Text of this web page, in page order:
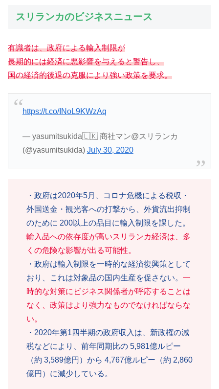
スリランカのビジネスニュース
有識者は、政府による輸入制限が
長期的には経済に悪影響を与えると警告し、
国の経済的後退の克服により強い政策を要求。
https://t.co/INoL9KWzAq
— yasumitsukida🇱🇰 商社マン@スリランカ
(@yasumitsukida) July 30, 2020
・政府は2020年5月、コロナ危機による税収・
外国送金・観光客への打撃から、外貨流出抑制
のために 200以上の品目に輸入制限を課した。
輸入品への依存度が高いスリランカ経済は、多
くの危険な影響が出る可能性。
・政府は輸入制限を一時的な経済復興策として
おり、これは対象品の国内生産を促さない。 一
時的な対策にビジネス関係者が呼応することは
なく、政策はより強力なものでなければならな
い。
・2020年第1四半期の政府収入は、新政権の減
税などにより、前年同期比の 5,981億ルピー
（約 3,589億円）から 4,767億ルピー（約 2,860
億円）に減少している。